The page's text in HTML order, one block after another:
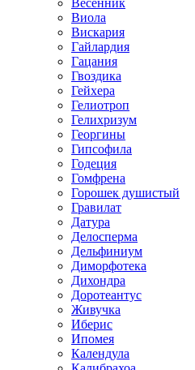
Весенник
Виола
Вискария
Гайлардия
Гацания
Гвоздика
Гейхера
Гелиотроп
Гелихризум
Георгины
Гипсофила
Годеция
Гомфрена
Горошек душистый
Гравилат
Датура
Делосперма
Дельфиниум
Диморфотека
Дихондра
Доротеантус
Живучка
Иберис
Ипомея
Календула